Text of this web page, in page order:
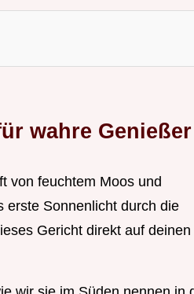
wahre Genießer
von feuchtem Moos und
erste Sonnenlicht durch die
Gericht direkt auf deinen